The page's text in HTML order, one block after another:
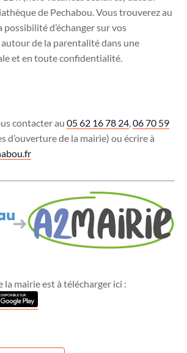
de Pechabou. Vous trouverez au
possibilité d’échanger sur vos
de la parentalité dans une
et en toute confidentialité.
contacter au 05 62 16 78 24 06 70 59
d’ouverture de la mairie) ou écrire à
la mairie est à télécharger ici :